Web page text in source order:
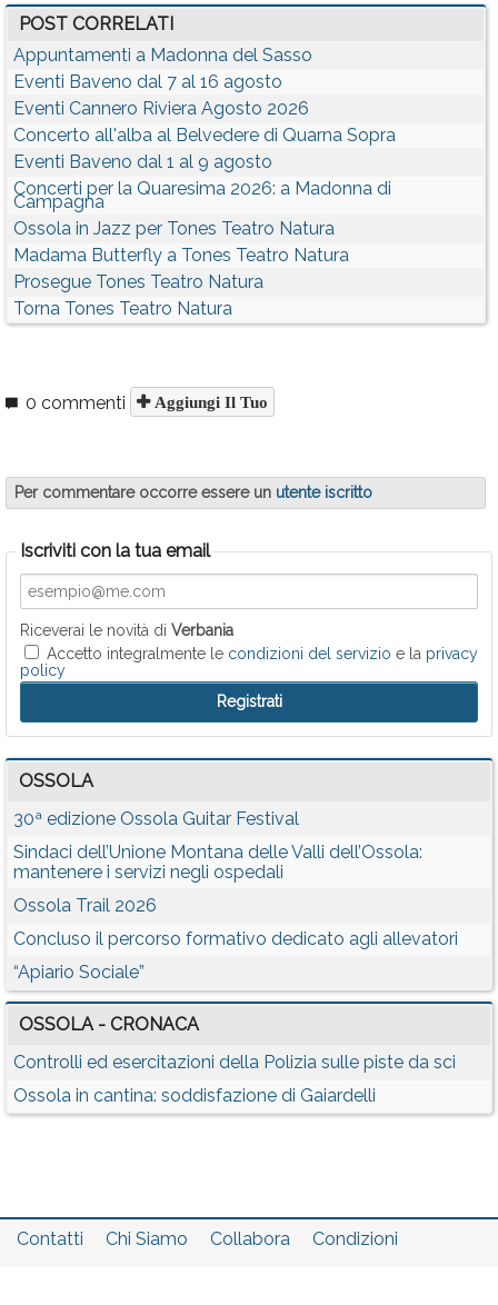
POST CORRELATI
Appuntamenti a Madonna del Sasso
Eventi Baveno dal 7 al 16 agosto
Eventi Cannero Riviera Agosto 2026
Concerto all'alba al Belvedere di Quarna Sopra
Eventi Baveno dal 1 al 9 agosto
Concerti per la Quaresima 2026: a Madonna di
Campagna
Ossola in Jazz per Tones Teatro Natura
Madama Butterfly a Tones Teatro Natura
Prosegue Tones Teatro Natura
Torna Tones Teatro Natura
0 commenti Aggiungi Il Tuo
Per commentare occorre essere un utente iscritto
Iscriviti con la tua email
Riceverai le novità di Verbania
Accetto integralmente le condizioni del servizio e la privacy
policy
OSSOLA
30ª edizione Ossola Guitar Festival
Sindaci dell’Unione Montana delle Valli dell’Ossola:
mantenere i servizi negli ospedali
Ossola Trail 2026
Concluso il percorso formativo dedicato agli allevatori
“Apiario Sociale”
OSSOLA - CRONACA
Controlli ed esercitazioni della Polizia sulle piste da sci
Ossola in cantina: soddisfazione di Gaiardelli
Contatti Chi Siamo Collabora
Condizioni